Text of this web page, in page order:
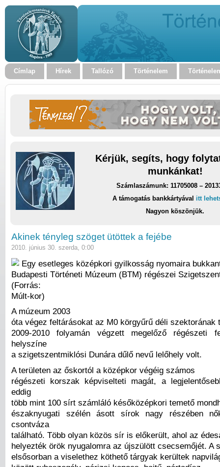
Címlap Hírek Tallózó Történelem
Kérjük, segíts, hogy
munkánkat!
Számlaszámunk: 11705008 –
A támogatás bankkártyával itt
Nagyon köszönjük.
Akinek tényleg szöget ütöttek a fejébe
2010. június 30. szerda, 0:00
Egy esetleges középkori gyilkosság nyomaira
Budapesti Történeti Múzeum (BTM) régészei
(Forrás:
Múlt-kor)
A múzeum 2003
óta végez feltárásokat az M0 körgyűrű déli szektorának
2009-2010 folyamán végzett megelőző régészeti
helyszíne
a szigetszentmiklósi Dunára dűlő nevű lelőhely volt.
A területen az őskortól a középkor végéig számos
régészeti korszak képviselteti magát, a
eddig
több mint 100 sírt számláló későközépkori temető
északnyugati szélén ásott sírok nagy részében
csontváza
található. Több olyan közös sír is előkerült, ahol az
helyezték örök nyugalomra az újszülött csecsemőjét. A
elsősorban a viselethez köthető tárgyak kerültek